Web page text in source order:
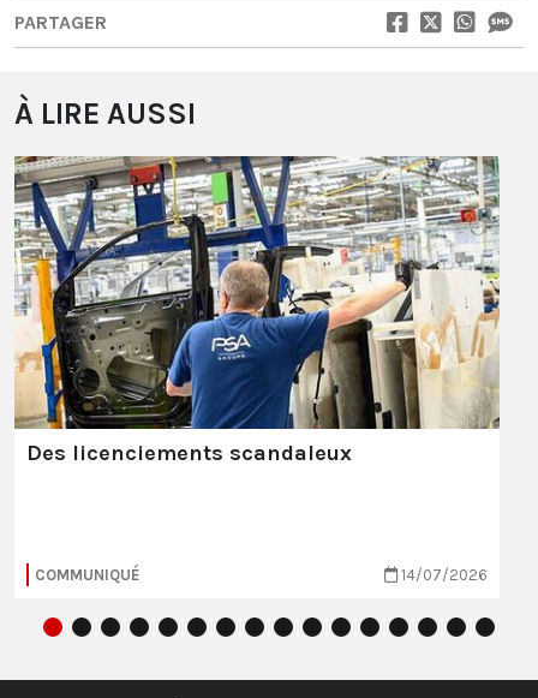
PARTAGER
À LIRE AUSSI
Des licenciements scandaleux
COMMUNIQUÉ 14/07/2026